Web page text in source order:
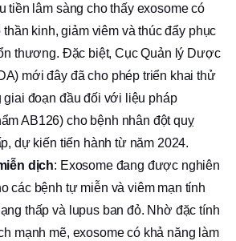
tiền lâm sàng cho thấy exosome có
thần kinh, giảm viêm và thúc đẩy phục
thương. Đặc biệt, Cục Quản lý Dược
mới đây đã cho phép triển khai thử
giai đoạn đầu đối với liệu pháp
AB126) cho bệnh nhân đột quỵ
dự kiến tiến hành từ năm 2024.
dịch: Exosome đang được nghiên
các bệnh tự miễn và viêm mạn tính
thấp và lupus ban đỏ. Nhờ đặc tính
mạnh mẽ, exosome có khả năng làm